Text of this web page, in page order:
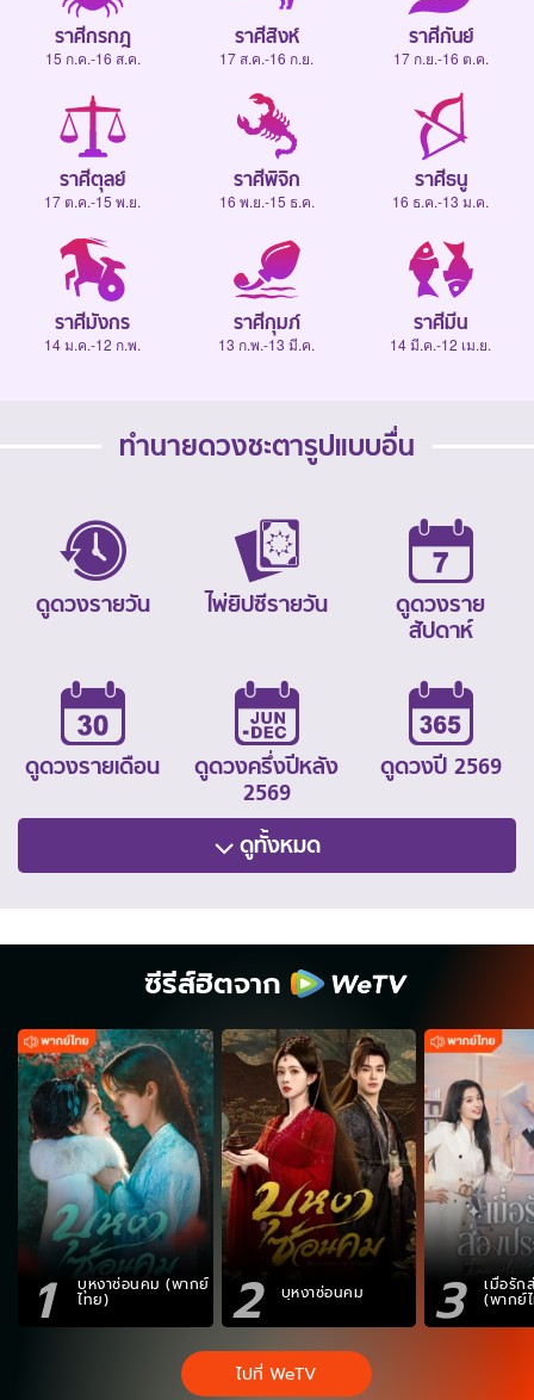
ราศีกรกฎ
15 ก.ค.-16 ส.ค.
ราศีสิงห์
17 ส.ค.-16 ก.ย.
ราศีกันย์
17 ก.ย.-16 ต.ค.
ราศีตุลย์
17 ต.ค.-15 พ.ย.
ราศีพิจิก
16 พ.ย.-15 ธ.ค.
ราศีธนู
16 ธ.ค.-13 ม.ค.
ราศีมังกร
14 ม.ค.-12 ก.พ.
ราศีกุมภ์
13 ก.พ.-13 มี.ค.
ราศีมีน
14 มี.ค.-12 เม.ย.
ทำนายดวงชะตารูปแบบอื่น
ดูดวงรายวัน ไพ่ยิปซีรายวัน
ดูดวงราย
สัปดาห์
ดูดวงรายเดือน
ดูดวงครึ่งปีหลัง
2569
ดูดวงปี 2569
ดูทั้งหมด
ซีรีส์ฮิตจาก
1 บุหงาซ่อนคม (พากย์
ไทย) 2 บุหงาซ่อนคม 3 เมื่อรัก
(พากย์
ไปที่ WeTV